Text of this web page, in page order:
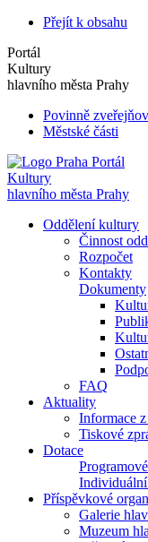
Přejít k obsahu
Portál
Kultury
hlavního města Prahy
Povinně
Městské části
Portál
Kultury
hlavního města Prahy
Oddělení kultury
Činnost
Rozpočet
Kontakty
Dokumenty
FAQ
Aktuality
Informace
Tiskové
Dotace
Individuální
Příspěvkové
Galerie
Muzeum